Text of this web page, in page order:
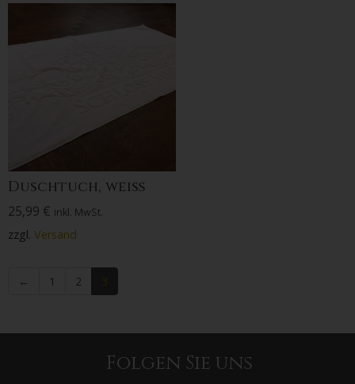
Duschtuch, weiß
25,99 € inkl. MwSt.
zzgl. Versand
← 1 2
Folgen Sie uns